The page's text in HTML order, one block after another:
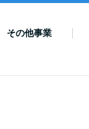
その他事業